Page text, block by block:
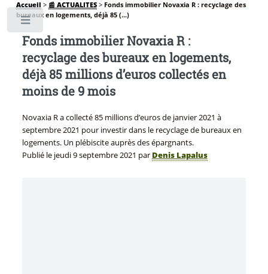
Accueil > 📰 ACTUALITES> Fonds immobilier Novaxia R : recyclage des
bureaux en logements, déjà 85 (...)
Fonds immobilier Novaxia R :
recyclage des bureaux en logements,
déjà 85 millions d’euros collectés en
moins de 9 mois
Novaxia R a collecté 85 millions d’euros de janvier 2021 à
septembre 2021 pour investir dans le recyclage de bureaux en
logements. Un plébiscite auprès des épargnants.
Publié le jeudi 9 septembre 2021 par Denis Lapalus
Toggle